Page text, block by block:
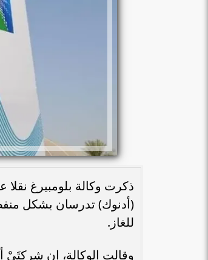
ذكرت وكالة بلومبيرغ
(أدنوك) تدرسان بشكل
للغاز.
وقالت الوكالة، إن